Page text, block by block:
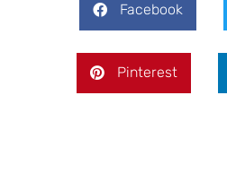
Facebook
Pinterest